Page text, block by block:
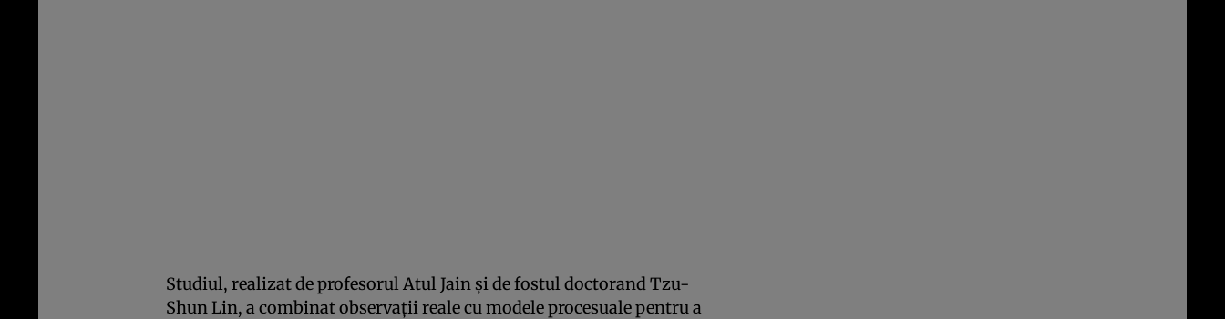
Studiul, realizat de profesorul Atul Jain și de fostul doctorand Tzu-
Shun Lin, a combinat observații reale cu modele procesuale pentru a